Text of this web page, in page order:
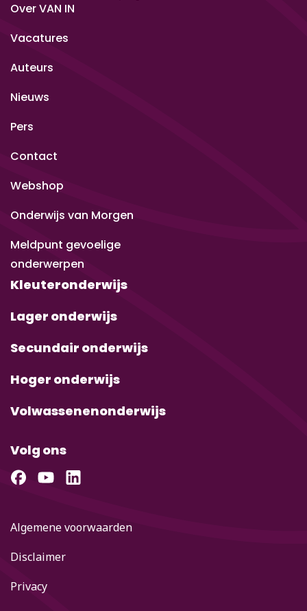
Over VAN IN
Vacatures
Auteurs
Nieuws
Pers
Contact
Webshop
Onderwijs van Morgen
Meldpunt gevoelige
onderwerpen
Kleuteronderwijs
Lager onderwijs
Secundair onderwijs
Hoger onderwijs
Volwassenenonderwijs
Volg ons
Algemene voorwaarden
Disclaimer
Privacy